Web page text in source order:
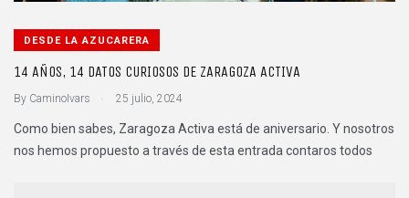
DESDE LA AZUCARERA
14 AÑOS, 14 DATOS CURIOSOS DE ZARAGOZA ACTIVA
By CaminoIvars 25 julio, 2024
Como bien sabes, Zaragoza Activa está de aniversario. Y nosotros
nos hemos propuesto a través de esta entrada contaros todos